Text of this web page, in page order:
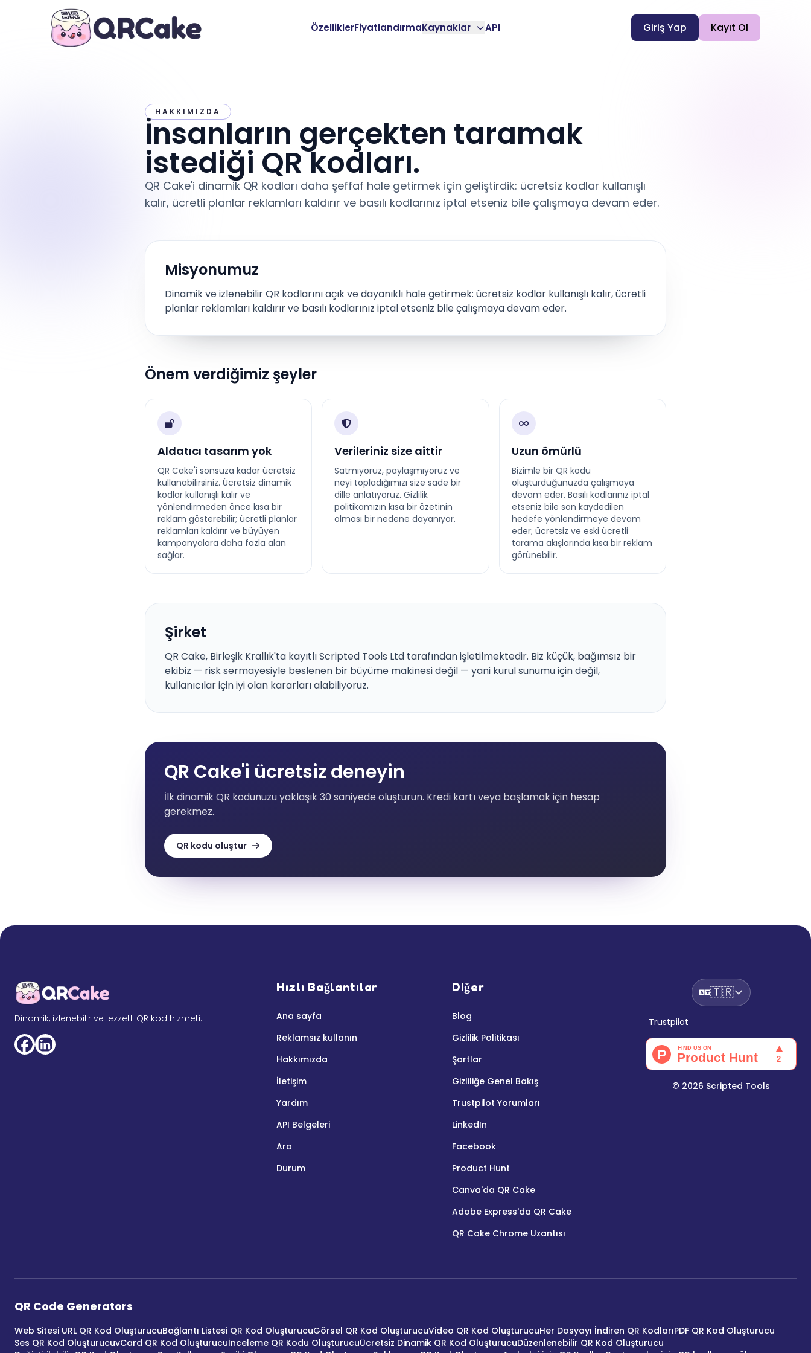
ÖzelliklerFiyatlandırmaKaynaklar API Giriş Yap Kayıt Ol
HAKKIMIZDA
İnsanların gerçekten taramak
istediği QR kodları.
QR Cake'i dinamik QR kodları daha şeffaf hale getirmek için geliştirdik: ücretsiz kodlar kullanışlı
kalır, ücretli planlar reklamları kaldırır ve basılı kodlarınız iptal etseniz bile çalışmaya devam eder.
Misyonumuz
Dinamik ve izlenebilir QR kodlarını açık ve dayanıklı hale getirmek: ücretsiz kodlar kullanışlı kalır, ücretli
planlar reklamları kaldırır ve basılı kodlarınız iptal etseniz bile çalışmaya devam eder.
Önem verdiğimiz şeyler
Aldatıcı tasarım yok
QR Cake'i sonsuza kadar ücretsiz
kullanabilirsiniz. Ücretsiz dinamik
kodlar kullanışlı kalır ve
yönlendirmeden önce kısa bir
reklam gösterebilir; ücretli planlar
reklamları kaldırır ve büyüyen
kampanyalara daha fazla alan
sağlar.
Verileriniz size aittir
Satmıyoruz, paylaşmıyoruz ve
neyi topladığımızı size sade bir
dille anlatıyoruz. Gizlilik
politikamızın kısa bir özetinin
olması bir nedene dayanıyor.
Uzun ömürlü
Bizimle bir QR kodu
oluşturduğunuzda çalışmaya
devam eder. Basılı kodlarınız iptal
etseniz bile son kaydedilen
hedefe yönlendirmeye devam
eder; ücretsiz ve eski ücretli
tarama akışlarında kısa bir reklam
görünebilir.
Şirket
QR Cake, Birleşik Krallık'ta kayıtlı Scripted Tools Ltd tarafından işletilmektedir. Biz küçük, bağımsız bir
ekibiz — risk sermayesiyle beslenen bir büyüme makinesi değil — yani kurul sunumu için değil,
kullanıcılar için iyi olan kararları alabiliyoruz.
QR Cake'i ücretsiz deneyin
İlk dinamik QR kodunuzu yaklaşık 30 saniyede oluşturun. Kredi kartı veya başlamak için hesap
gerekmez.
QR kodu oluştur
Dinamik, izlenebilir ve lezzetli QR kod hizmeti.
Hızlı Bağlantılar
Ana sayfa
Reklamsız kullanın
Hakkımızda
İletişim
Yardım
API Belgeleri
Ara
Durum
Diğer
Blog
Gizlilik Politikası
Şartlar
Gizliliğe Genel Bakış
Trustpilot Yorumları
LinkedIn
Facebook
Product Hunt
Canva'da QR Cake
Adobe Express'da QR Cake
QR Cake Chrome Uzantısı
🇹🇷
Trustpilot
© 2026 Scripted Tools
QR Code Generators
Web Sitesi URL QR Kod OluşturucuBağlantı Listesi QR Kod OluşturucuGörsel QR Kod OluşturucuVideo QR Kod OluşturucuHer Dosyayı İndiren QR KodlarıPDF QR Kod Oluşturucu
Ses QR Kod OluşturucuvCard QR Kod Oluşturucuİnceleme QR Kodu OluşturucuÜcretsiz Dinamik QR Kod OluşturucuDüzenlenebilir QR Kod Oluşturucu